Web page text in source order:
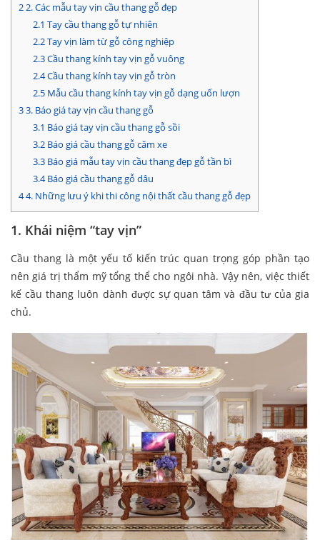
22. Các mẫu tay vịn cầu thang gỗ đẹp
2.1 Tay cầu thang gỗ tự nhiên
2.2Tay vịn làm từ gỗ công nghiệp
2.3Cầu thang kính tay vịn gỗ vuông
2.4Cầu thang kính tay vịn gỗ tròn
2.5Mẫu cầu thang kính tay vịn gỗ dạng uốn lượn
33. Báo giá tay vịn cầu thang gỗ
3.1 Báo giá tay vịn cầu thang gỗ sồi
3.2Báo giá cầu thang gỗ căm xe
3.3Báo giá mẫu tay vịn cầu thang đẹp gỗ tần bì
3.4Báo giá cầu thang gỗ dâu
44. Những lưu ý khi thi công nội thất cầu thang gỗ đẹp
1. Khái niệm “tay vịn”
Cầu thang là một yếu tố kiến ​​trúc quan trọng góp phần tạo
nên giá trị thẩm mỹ tổng thể cho ngôi nhà. Vậy nên, việc thiết
kế cầu thang luôn dành được sự quan tâm và đầu tư của gia
chủ.